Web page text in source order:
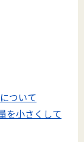
ついて
を小さくして